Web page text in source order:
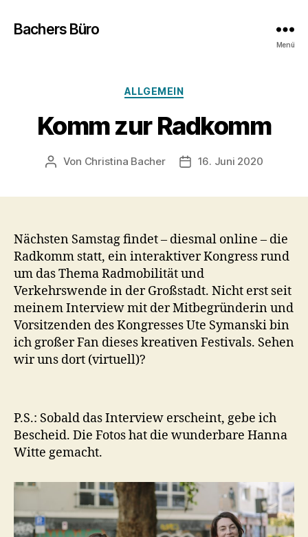
Bachers Büro
Menü
Kategorien
ALLGEMEIN
Komm zur Radkomm
Beitragsautor
Von Christina Bacher Veröffentlichungsdatum
16. Juni 2020
Nächsten Samstag findet – diesmal online – die
Radkomm statt, ein interaktiver Kongress rund
um das Thema Radmobilität und
Verkehrswende in der Großstadt. Nicht erst seit
meinem Interview mit der Mitbegründerin und
Vorsitzenden des Kongresses Ute Symanski bin
ich großer Fan dieses kreativen Festivals. Sehen
wir uns dort (virtuell)?
P.S.: Sobald das Interview erscheint, gebe ich
Bescheid. Die Fotos hat die wunderbare Hanna
Witte gemacht.